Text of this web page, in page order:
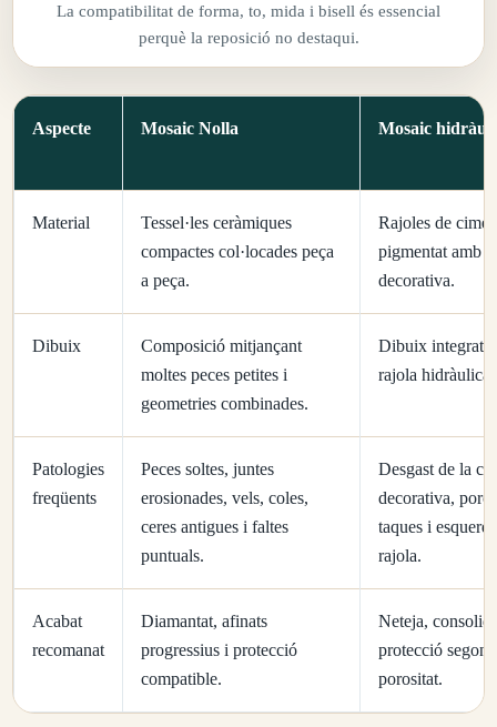
La compatibilitat de forma, to, mida i bisell és essencial
perquè la reposició no destaqui.
Aspecte Mosaic Nolla Mosaic
Material
Tessel·les ceràmiques
compactes col·locades peça
a peça.
Rajoles de
pigmentat amb
decorativa.
Dibuix
Composició mitjançant
moltes peces petites i
geometries combinades.
Dibuix integrat
rajola hidràulica.
Patologies
freqüents
Peces soltes, juntes
erosionades, vels, coles,
ceres antigues i faltes
puntuals.
Desgast de la
decorativa,
taques i
rajola.
Acabat
recomanat
Diamantat, afinats
progressius i protecció
compatible.
Neteja,
protecció segons
porositat.